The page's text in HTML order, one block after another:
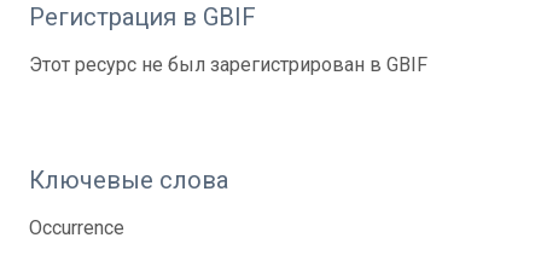
Регистрация в GBIF
Этот ресурс не был зарегистрирован в GBIF
Ключевые слова
Occurrence